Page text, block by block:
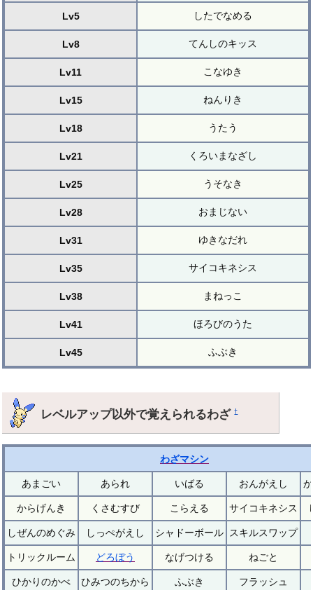
Lv5 したでなめる
Lv8 てんしのキッス
Lv11 こなゆき
Lv15 ねんりき
Lv18 うたう
Lv21 くろいまなざし
Lv25 うそなき
Lv28 おまじない
Lv31 ゆきなだれ
Lv35 サイコキネシス
Lv38 まねっこ
Lv41 ほろびのうた
Lv45 ふぶき
レベルアップ以外で覚えられるわざ†
わざマシン
あまごい あられ いばる おんがえし
からげんき くさむすび こらえる サイコキネシス
しぜんのめぐみ しっぺがえし シャドーボール スキルスワップ
トリックルーム どろぼう なげつける ねごと
ひかりのかべ ひみつのちから ふぶき フラッシュ